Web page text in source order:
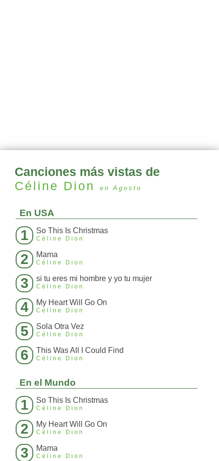
Canciones más vistas de
Céline Dion
en Agosto
En USA
1 So This Is Christmas
Céline Dion
2 Mama
Céline Dion
3 si tu eres mi hombre y yo tu mujer
Céline Dion
4 My Heart Will Go On
Céline Dion
5 Sola Otra Vez
Céline Dion
6 This Was All I Could Find
Céline Dion
En el Mundo
1 So This Is Christmas
Céline Dion
2 My Heart Will Go On
Céline Dion
3 Mama
Céline Dion